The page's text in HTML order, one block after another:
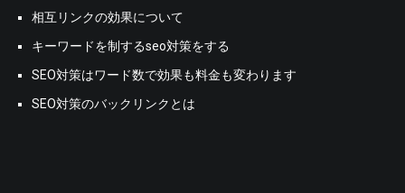
相互リンクの効果について
キーワードを制するseo対策をする
SEO対策はワード数で効果も料金も変わります
SEO対策のバックリンクとは